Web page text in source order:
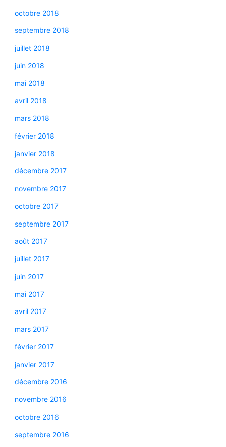
octobre 2018
septembre 2018
juillet 2018
juin 2018
mai 2018
avril 2018
mars 2018
février 2018
janvier 2018
décembre 2017
novembre 2017
octobre 2017
septembre 2017
août 2017
juillet 2017
juin 2017
mai 2017
avril 2017
mars 2017
février 2017
janvier 2017
décembre 2016
novembre 2016
octobre 2016
septembre 2016